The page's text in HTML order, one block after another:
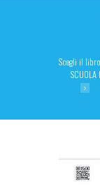
Scegli il
SCUOLA